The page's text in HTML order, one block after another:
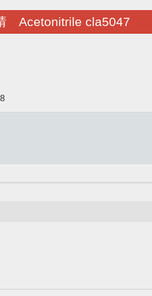
Acetonitrile cla5047